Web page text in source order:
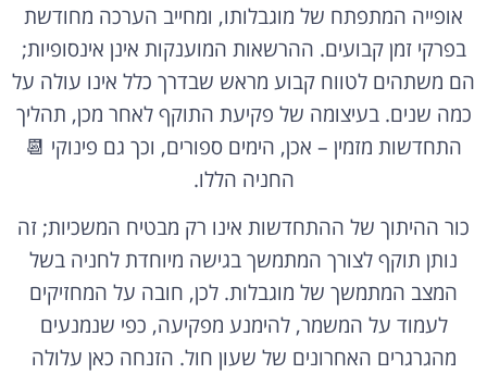
אופייה המתפתח של מוגבלותו, ומחייב הערכה מחודשת
בפרקי זמן קבועים. ההרשאות המוענקות אינן אינסופיות;
הם משתהים לטווח קבוע מראש שבדרך כלל אינו עולה על
כמה שנים. בעיצומה של פקיעת התוקף לאחר מכן, תהליך
התחדשות מזמין – אכן, הימים ספורים, וכך גם פינוקי 📆
החניה הללו.
כור ההיתוך של ההתחדשות אינו רק מבטיח המשכיות; זה
נותן תוקף לצורך המתמשך בגישה מיוחדת לחניה בשל
המצב המתמשך של מוגבלות. לכן, חובה על המחזיקים
לעמוד על המשמר, להימנע מפקיעה, כפי שנמנעים
מהגרגרים האחרונים של שעון חול. הזנחה כאן עלולה